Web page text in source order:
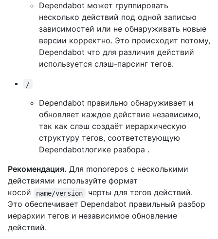
Dependabot может группировать
несколько действий под одной записью
зависимостей или не обнаруживать новые
версии корректно. Это происходит потому,
Dependabot что для различия действий
используется слэш-парсинг тегов.
/
Dependabot правильно обнаруживает и
обновляет каждое действие независимо,
так как слэш создаёт иерархическую
структуру тегов, соответствующую
Dependabotлогике разбора .
Рекомендация. Для monorepos с несколькими
действиями используйте формат
косой
name/version
черты для тегов действий.
Это обеспечивает Dependabot правильный разбор
иерархии тегов и независимое обновление
действий.